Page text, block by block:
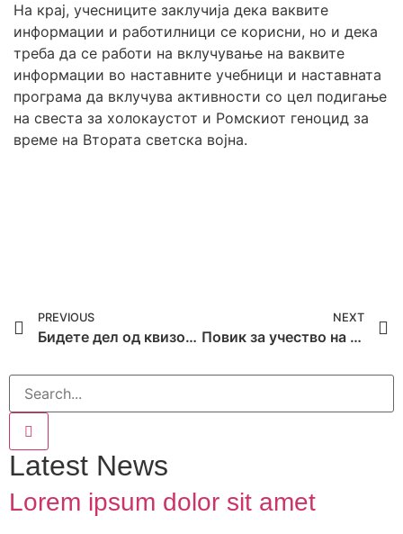
На крај, учесниците заклучија дека ваквите
информации и работилници се корисни, но и дека
треба да се работи на вклучување на ваквите
информации во наставните учебници и наставната
програма да вклучува активности со цел подигање
на свеста за холокаустот и Ромскиот геноцид за
време на Втората светска војна.
PREVIOUS
Бидете дел од квизот!!!
NEXT
Повик за учество на обуката YEAP-Youth empowerment, action and participation!
Latest News
Lorem ipsum dolor sit amet